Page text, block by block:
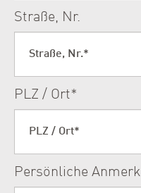
Straße, Nr.
PLZ / Ort*
Persönliche